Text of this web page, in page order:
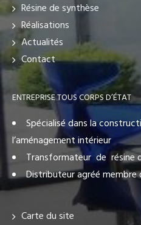
Résine de synthèse
Réalisations
Actualités
Contact
ENTREPRISE TOUS CORPS D’ÉTAT
Spécialisé dans la
l’aménagement intérieur
Transformateur de résine
Distributeur agréé membre
Carte du site